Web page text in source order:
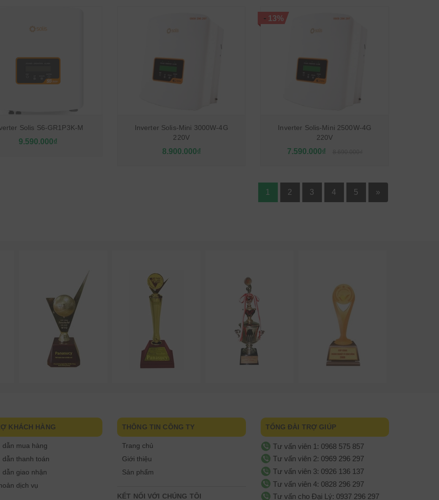
Solis S6-GR1P3K-M
9.590.000₫
Inverter Solis-Mini 3000W-4G
220V
8.900.000₫
-13%
Inverter Solis-Mini 2500W-4G
220V
7.590.000₫
1 2 3 4 5 »
KHÁCH HÀNG
mua hàng
thanh toán
giao nhận
dịch vụ
THÔNG TIN CÔNG TY
Trang chủ
Giới thiệu
Sản phẩm
KẾT NỐI VỚI CHÚNG TÔI
TỔNG ĐÀI TRỢ GIÚP
Tư vấn viên 1: 0968 575 857
Tư vấn viên 2: 0969 296 297
Tư vấn viên 3: 0926 136 137
Tư vấn viên 4: 0828 296 297
Tư vấn cho Đại Lý: 0937 296 297